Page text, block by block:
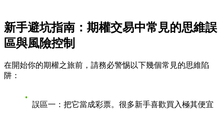
新手避坑指南：期權交易中常見的思維誤
區與風險控制
在開始你的期權之旅前，請務必警惕以下幾個常見的思維陷
阱：
誤區一：把它當成彩票。很多新手喜歡買入極其便宜